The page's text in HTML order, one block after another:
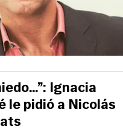
Ignacia
le pidió a Nicolás